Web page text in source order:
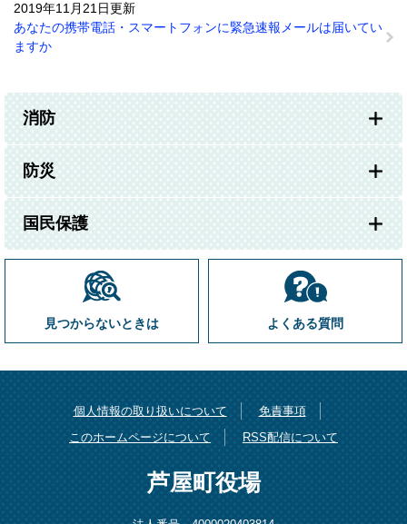
2019年11月21日更新
あなたの携帯電話・スマートフォンに緊急速報メールは届いてい
ますか
消防
防災
国民保護
見つからないときは よくある質問
個人情報の取り扱いについて
免責事項
このホームページについて
RSS配信について
芦屋町役場